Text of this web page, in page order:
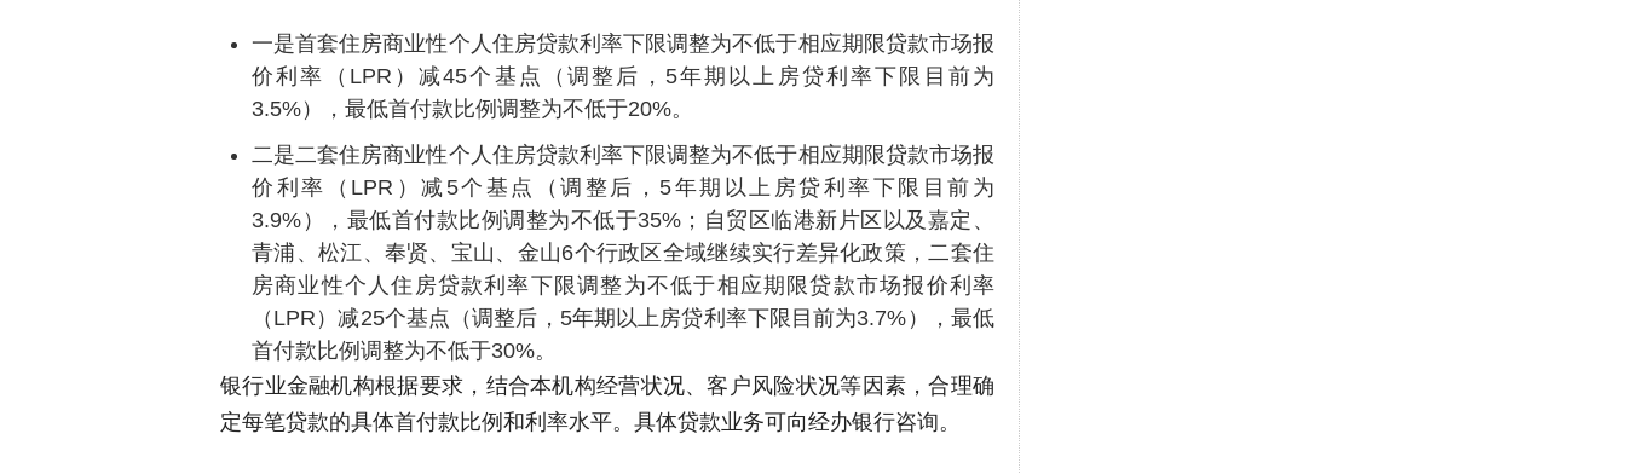
一是首套住房商业性个人住房贷款利率下限调整为不低于相应期限贷款市场报
价利率（LPR）减45个基点（调整后，5年期以上房贷利率下限目前为
3.5%），最低首付款比例调整为不低于20%。
二是二套住房商业性个人住房贷款利率下限调整为不低于相应期限贷款市场报
价利率（LPR）减5个基点（调整后，5年期以上房贷利率下限目前为
3.9%），最低首付款比例调整为不低于35%；自贸区临港新片区以及嘉定、
青浦、松江、奉贤、宝山、金山6个行政区全域继续实行差异化政策，二套住
房商业性个人住房贷款利率下限调整为不低于相应期限贷款市场报价利率
（LPR）减25个基点（调整后，5年期以上房贷利率下限目前为3.7%），最低
首付款比例调整为不低于30%。
银行业金融机构根据要求，结合本机构经营状况、客户风险状况等因素，合理确
定每笔贷款的具体首付款比例和利率水平。具体贷款业务可向经办银行咨询。